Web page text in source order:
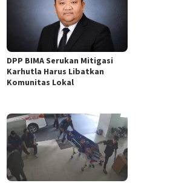
DPP BIMA Serukan Mitigasi
Karhutla Harus Libatkan
Komunitas Lokal